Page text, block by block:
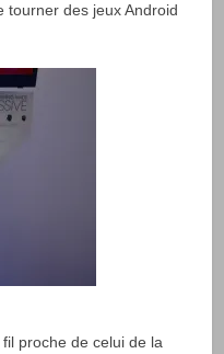
tourner des jeux Android
proche de celui de la